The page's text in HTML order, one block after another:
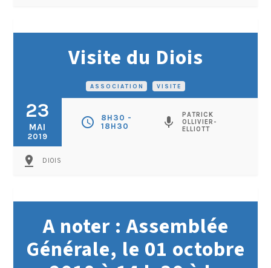
ASSOCIATION VISITE
Visite du Diois
23
MAI
2019
schedule
8H30 -
18H30
mic
PATRICK
OLLIVIER-
ELLIOTT
pin_drop DIOIS
A noter : Assemblée
Générale, le 01 octobre